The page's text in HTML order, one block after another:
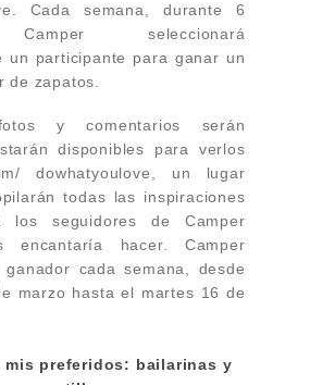
Cada semana, durante 6
seleccionará
un participante para ganar un
de zapatos.
y comentarios serán
disponibles para verlos
dowhatyoulove, un lugar
todas las inspiraciones
seguidores de Camper
encantaría hacer. Camper
cada semana, desde
marzo hasta el martes 16 de
mis preferidos: bailarinas y